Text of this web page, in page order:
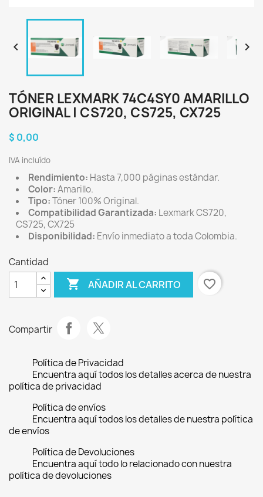
 
TÓNER LEXMARK 74C4SY0 AMARILLO
ORIGINAL | CS720, CS725, CX725
$ 0,00
IVA incluído
Rendimiento: Hasta 7,000 páginas estándar.
Color:Amarillo.
Tipo:Tóner 100% Original.
Compatibilidad Garantizada: Lexmark CS720,
CS725, CX725
Disponibilidad: Envío inmediato a toda Colombia.
Cantidad
 AÑADIR AL CARRITO favorite_border
Compartir
Política de Privacidad
Encuentra aquí todos los detalles acerca de nuestra
política de privacidad
Política de envíos
Encuentra aquí todos los detalles de nuestra política
de envíos
Política de Devoluciones
Encuentra aquí todo lo relacionado con nuestra
política de devoluciones